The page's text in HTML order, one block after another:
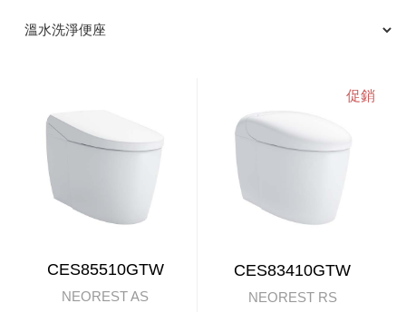
CES85510GTW
NEOREST AS
CES83410GTW
NEOREST RS